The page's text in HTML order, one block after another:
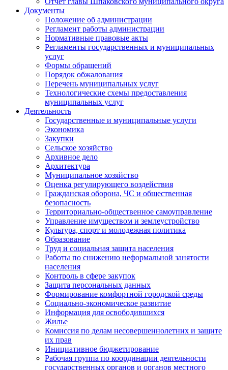
Документы
Положение об администрации
Регламент работы администрации
Нормативные правовые акты
Регламенты государственных и муниципальных
услуг
Формы обращений
Порядок обжалования
Перечень муниципальных услуг
Технологические схемы предоставления
муниципальных услуг
Деятельность
Государственные и муниципальные услуги
Экономика
Закупки
Сельское хозяйство
Архивное дело
Архитектура
Муниципальное хозяйство
Оценка регулирующего воздействия
Гражданская оборона, ЧС и общественная
безопасность
Территориально-общественное самоуправление
Управление имуществом и землеустройство
Культура, спорт и молодежная политика
Образование
Труд и социальная защита населения
Работы по снижению неформальной занятости
населения
Контроль в сфере закупок
Защита персональных данных
Формирование комфортной городской среды
Социально-экономическое развитие
Информация для освободившихся
Жилье
Комиссия по делам несовершеннолетних и защите
их прав
Инициативное бюджетирование
Рабочая группа по координации деятельности
государственных органов и органов местного